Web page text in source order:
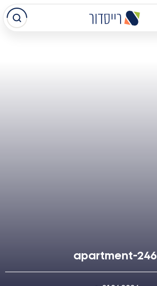
apartment-246